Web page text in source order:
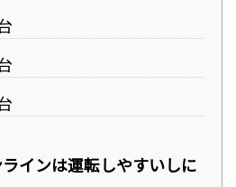
インは運転しやすいしに